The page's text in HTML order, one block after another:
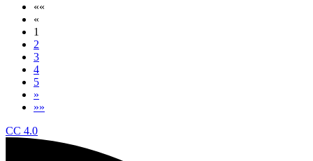
««
«
1
2
3
4
5
»
»»
CC 4.0